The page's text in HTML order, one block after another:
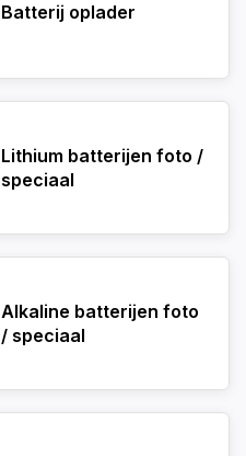
Batterij oplader
Lithium batterijen foto /
speciaal
Alkaline batterijen foto
/ speciaal